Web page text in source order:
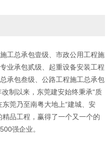
工总承包壹级、市政公用工程施
业承包贰级、起重设备安装工程
承包叁级、公路工程施工总承包
制以来，东莞建安始终秉承“质
莞乃至南粤大地上“建城、安
品工程，赢得了一个又一个的
强企业。